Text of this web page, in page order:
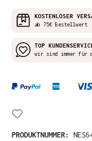
KOSTENLOSER
ab 75€ Bestellwert
TOP
wir sind immer für
PRODUKTNUMMER: